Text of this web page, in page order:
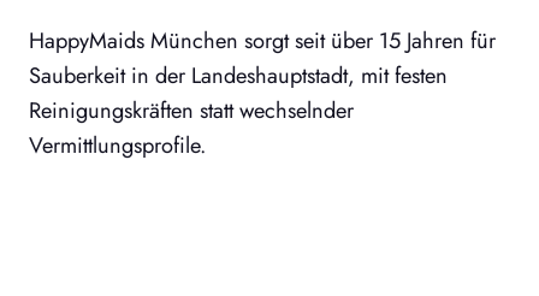
HappyMaids München sorgt seit über 15 Jahren für
Sauberkeit in der Landeshauptstadt, mit festen
Reinigungskräften statt wechselnder
Vermittlungsprofile.